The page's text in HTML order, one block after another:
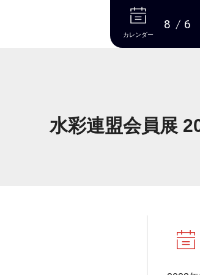
本文へ
カレンダー
8 6
水彩連盟会員展